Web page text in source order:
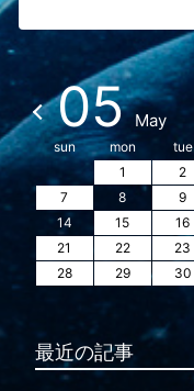
05 May
sun mon tue
1
2
7
8 9
14
15 16
21
22 23
28
29 30
最近の記事